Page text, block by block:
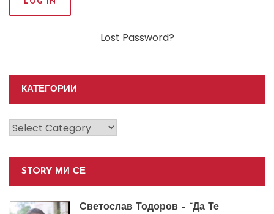
Lost Password?
КАТЕГОРИИ
Категории
STORY МИ СЕ
Светослав Тодоров – “Да Те